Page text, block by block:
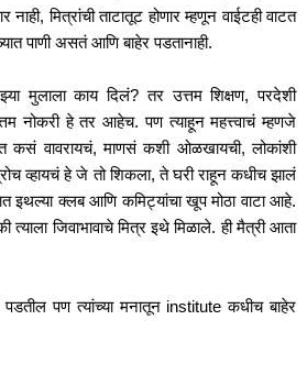
मित्रांची ताटातूट होणार म्हणून वाईटही वाटत
पाणी असतं आणि बाहेर पडतानाही.
मुलाला काय दिलं? तर उत्तम शिक्षण, परदेशी
नोकरी हे तर आहेच. पण त्याहून महत्त्वाचं म्हणजे
कसं वावरायचं, माणसं कशी ओळखायची, लोकांशी
व्हायचं हे जे तो शिकला, ते घरी राहून कधीच झालं
इथल्या क्लब आणि कमिट्यांचा खूप मोठा वाटा आहे.
त्याला जिवाभावाचे मित्र इथे मिळाले. ही मैत्री आता
पण त्यांच्या मनातून institute कधीच बाहेर